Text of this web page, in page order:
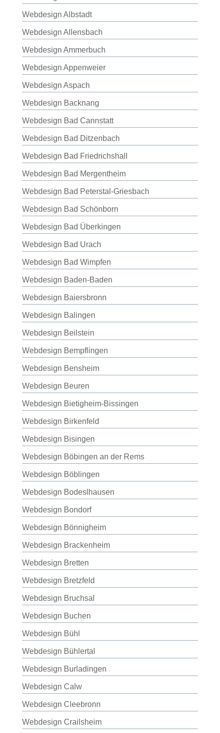
Webdesign Albstadt
Webdesign Allensbach
Webdesign Ammerbuch
Webdesign Appenweier
Webdesign Aspach
Webdesign Backnang
Webdesign Bad Cannstatt
Webdesign Bad Ditzenbach
Webdesign Bad Friedrichshall
Webdesign Bad Mergentheim
Webdesign Bad Peterstal-Griesbach
Webdesign Bad Schönborn
Webdesign Bad Überkingen
Webdesign Bad Urach
Webdesign Bad Wimpfen
Webdesign Baden-Baden
Webdesign Baiersbronn
Webdesign Balingen
Webdesign Beilstein
Webdesign Bempflingen
Webdesign Bensheim
Webdesign Beuren
Webdesign Bietigheim-Bissingen
Webdesign Birkenfeld
Webdesign Bisingen
Webdesign Böbingen an der Rems
Webdesign Böblingen
Webdesign Bodeslhausen
Webdesign Bondorf
Webdesign Bönnigheim
Webdesign Brackenheim
Webdesign Bretten
Webdesign Bretzfeld
Webdesign Bruchsal
Webdesign Buchen
Webdesign Bühl
Webdesign Bühlertal
Webdesign Burladingen
Webdesign Calw
Webdesign Cleebronn
Webdesign Crailsheim